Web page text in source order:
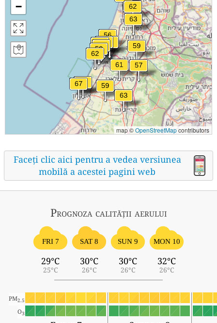
−
map ©OpenStreetMapcontributors
Faceți clic aici pentru a vedea versiunea
mobilă a acestei pagini web
Prognoza calității aerului
FRI 7
29°C
25°C
SAT 8
30°C
26°C
SUN 9
30°C
26°C
MON 10
32°C
26°C
PM2.5
O3